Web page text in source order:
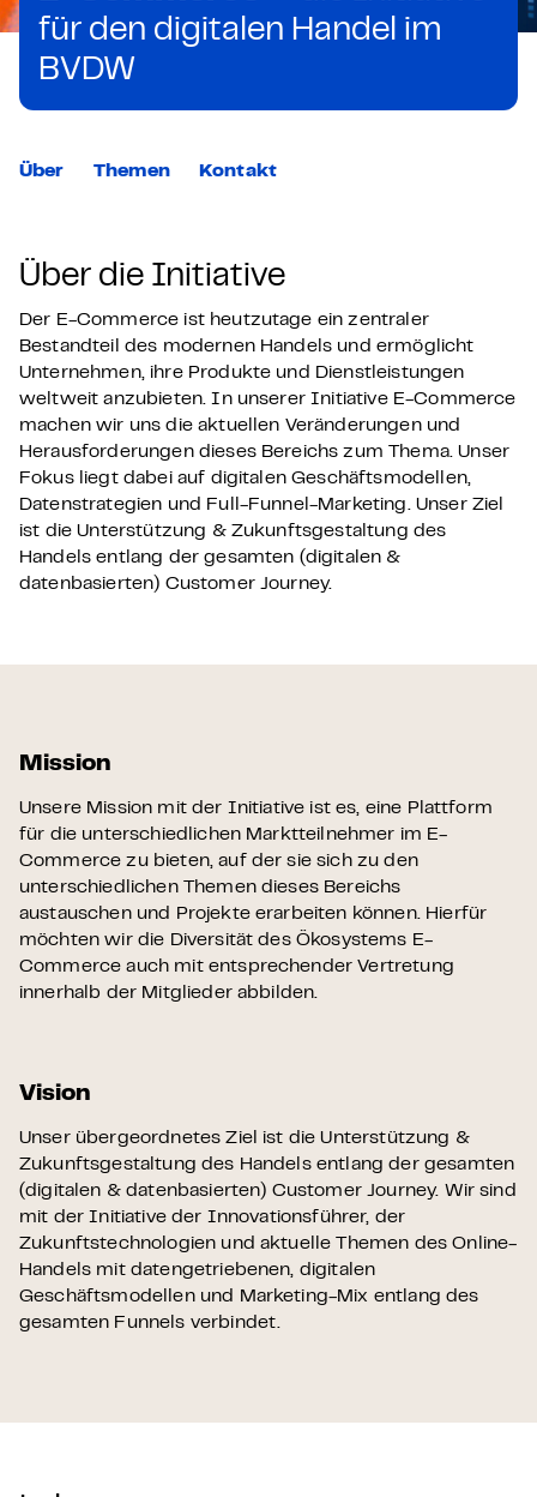
für den digitalen Handel im
BVDW
Über Themen Kontakt
Über die Initiative
Der E-Commerce ist heutzutage ein zentraler
Bestandteil des modernen Handels und ermöglicht
Unternehmen, ihre Produkte und Dienstleistungen
weltweit anzubieten. In unserer Initiative E-Commerce
machen wir uns die aktuellen Veränderungen und
Herausforderungen dieses Bereichs zum Thema. Unser
Fokus liegt dabei auf digitalen Geschäftsmodellen,
Datenstrategien und Full-Funnel-Marketing. Unser Ziel
ist die Unterstützung & Zukunftsgestaltung des
Handels entlang der gesamten (digitalen &
datenbasierten) Customer Journey.
Mission
Unsere Mission mit der Initiative ist es, eine Plattform
für die unterschiedlichen Marktteilnehmer im E-
Commerce zu bieten, auf der sie sich zu den
unterschiedlichen Themen dieses Bereichs
austauschen und Projekte erarbeiten können. Hierfür
möchten wir die Diversität des Ökosystems E-
Commerce auch mit entsprechender Vertretung
innerhalb der Mitglieder abbilden.
Vision
Unser übergeordnetes Ziel ist die Unterstützung &
Zukunftsgestaltung des Handels entlang der gesamten
(digitalen & datenbasierten) Customer Journey. Wir sind
mit der Initiative der Innovationsführer, der
Zukunftstechnologien und aktuelle Themen des Online-
Handels mit datengetriebenen, digitalen
Geschäftsmodellen und Marketing-Mix entlang des
gesamten Funnels verbindet.